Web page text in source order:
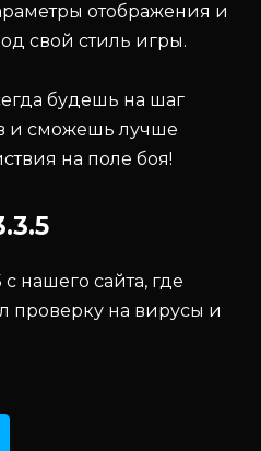
отображения и
свой стиль игры.
будешь на шаг
и сможешь лучше
на поле боя!
нашего сайта, где
на вирусы и